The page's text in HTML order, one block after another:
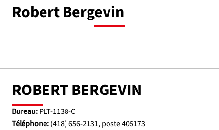
Robert Bergevin
ROBERT BERGEVIN
Bureau:PLT-1138-C
Téléphone:(418) 656-2131, poste 405173